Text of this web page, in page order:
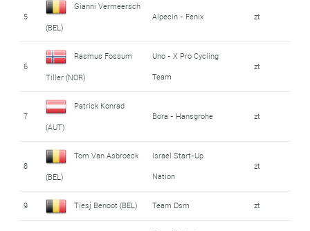
5
Gianni Vermeersch
(BEL)
Alpecin - Fenix zt
6
Rasmus Fossum
Tiller (NOR)
Uno - X Pro Cycling
Team
zt
7
Patrick Konrad
(AUT)
Bora - Hansgrohe zt
8
Tom Van Asbroeck
(BEL)
Israel Start-Up
Nation
zt
9 Tiesj Benoot (BEL) Team Dsm zt